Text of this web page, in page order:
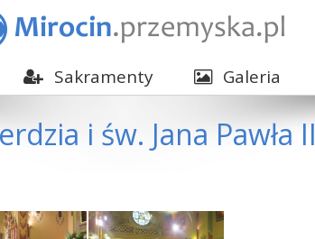
Sakramenty Galeria
i św. Jana Pawła II